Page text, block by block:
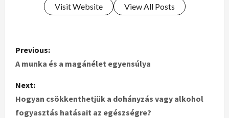
Visit Website View All Posts
Previous:
A munka és a magánélet egyensúlya
Next:
Hogyan csökkenthetjük a dohányzás vagy alkohol
fogyasztás hatásait az egészségre?